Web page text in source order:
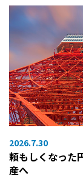
2026.7.30
頼もしくなった
産へ